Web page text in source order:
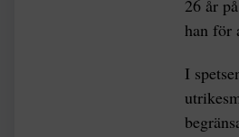
26 år
han för
I